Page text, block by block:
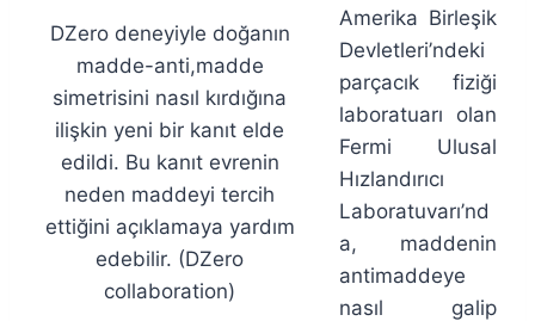
Özyar
DZero deneyiyle doğanın
madde-anti,madde
simetrisini nasıl kırdığına
ilişkin yeni bir kanıt elde
edildi. Bu kanıt evrenin
neden maddeyi tercih
ettiğini açıklamaya yardım
edebilir. (DZero
collaboration)
Amerika Birleşik
Devletleri’ndeki
parçacık fiziği
laboratuarı olan
Fermi Ulusal
Hızlandırıcı
Laboratuvarı’nd
a, maddenin
antimaddeye
nasıl galip